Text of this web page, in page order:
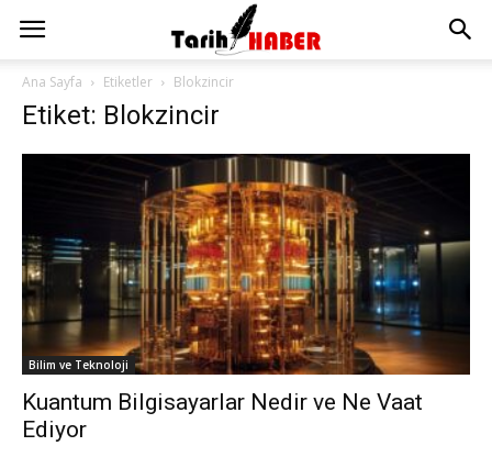
Ana Sayfa Etiketler Blokzincir
Etiket: Blokzincir
Bilim ve Teknoloji
Kuantum Bilgisayarlar Nedir ve Ne Vaat
Ediyor